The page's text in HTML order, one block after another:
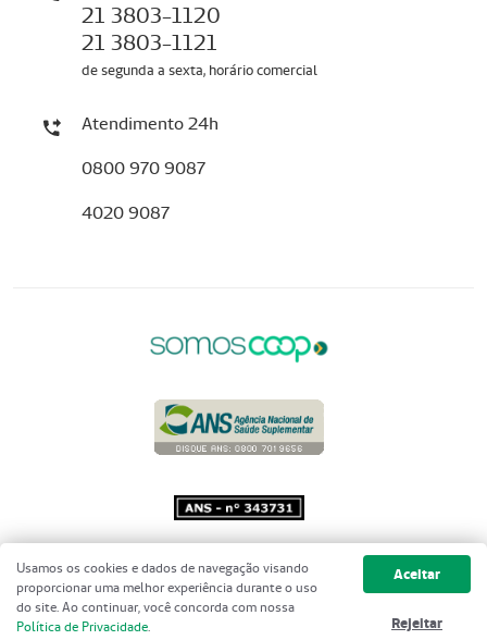
21 3803-1120
21 3803-1121
de segunda a sexta, horário comercial
Atendimento 24h
0800 970 9087
4020 9087
Copyright 2001 - 2026 Unimed do
Brasil - Todos os direitos reservados
Usamos os cookies e dados de navegação visando
proporcionar uma melhor experiência durante o uso
do site. Ao continuar, você concorda com nossa
Política de Privacidade.
Aceitar
Rejeitar